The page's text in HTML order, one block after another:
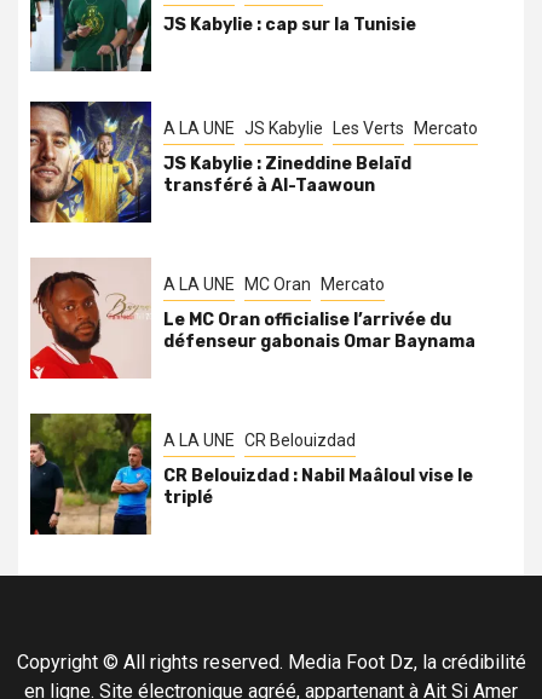
JS Kabylie : cap sur la Tunisie
A LA UNE JS Kabylie Les Verts Mercato
JS Kabylie : Zineddine Belaïd
transféré à Al-Taawoun
A LA UNE MC Oran Mercato
Le MC Oran officialise l’arrivée du
défenseur gabonais Omar Baynama
A LA UNE CR Belouizdad
CR Belouizdad : Nabil Maâloul vise le
triplé
Copyright © All rights reserved. Media Foot Dz, la crédibilité
en ligne. Site électronique agréé, appartenant à Ait Si Amer